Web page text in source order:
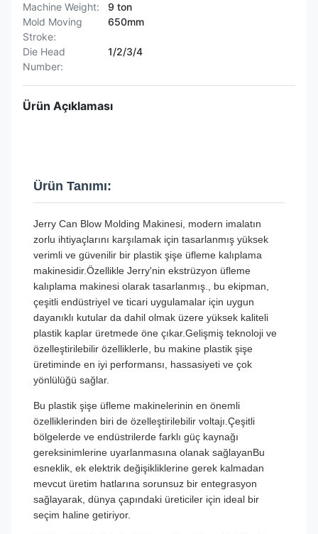
Machine Weight:
9 ton
Mold Moving
Stroke:
650mm
Die Head
Number:
1/2/3/4
Ürün Açıklaması
Ürün Tanımı:
Jerry Can Blow Molding Makinesi, modern imalatın
zorlu ihtiyaçlarını karşılamak için tasarlanmış yüksek
verimli ve güvenilir bir plastik şişe üfleme kalıplama
makinesidir.Özellikle Jerry'nin ekstrüzyon üfleme
kalıplama makinesi olarak tasarlanmış., bu ekipman,
çeşitli endüstriyel ve ticari uygulamalar için uygun
dayanıklı kutular da dahil olmak üzere yüksek kaliteli
plastik kaplar üretmede öne çıkar.Gelişmiş teknoloji ve
özelleştirilebilir özelliklerle, bu makine plastik şişe
üretiminde en iyi performansı, hassasiyeti ve çok
yönlülüğü sağlar.
Bu plastik şişe üfleme makinelerinin en önemli
özelliklerinden biri de özelleştirilebilir voltajı.Çeşitli
bölgelerde ve endüstrilerde farklı güç kaynağı
gereksinimlerine uyarlanmasına olanak sağlayanBu
esneklik, ek elektrik değişikliklerine gerek kalmadan
mevcut üretim hatlarına sorunsuz bir entegrasyon
sağlayarak, dünya çapındaki üreticiler için ideal bir
seçim haline getiriyor.